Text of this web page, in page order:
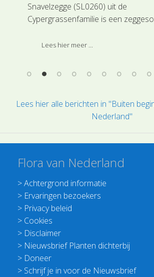
Snavelzegge (SL0260) uit de
Cypergrassenfamilie is een
herkennen aan de tamelijk dikke
hoofdgroep Grasachtigen.
Lees hier meer ...
Lees hier alle berichten in "Buiten
Nederland"
Flora van Nederland
>Achtergrond informatie
> Ervaringen bezoekers
> Privacy beleid
> Cookies
> Disclaimer
> Nieuwsbrief Planten dichterbij
> Doneer
> Schrijf je in voor de Nieuwsbrief